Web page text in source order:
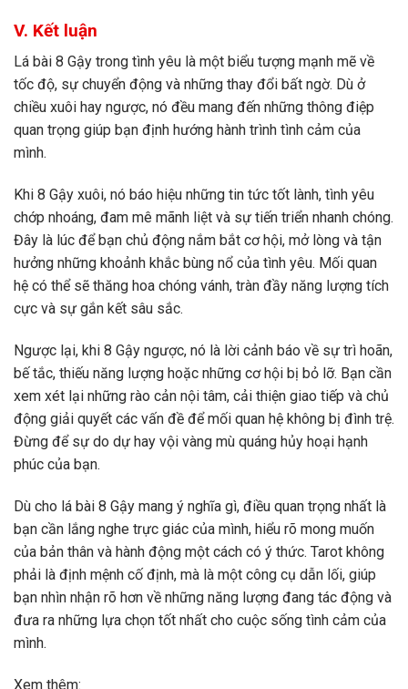
V. Kết luận
Lá bài 8 Gậy trong tình yêu là một biểu tượng mạnh mẽ về
tốc độ, sự chuyển động và những thay đổi bất ngờ. Dù ở
chiều xuôi hay ngược, nó đều mang đến những thông điệp
quan trọng giúp bạn định hướng hành trình tình cảm của
mình.
Khi 8 Gậy xuôi, nó báo hiệu những tin tức tốt lành, tình yêu
chớp nhoáng, đam mê mãnh liệt và sự tiến triển nhanh chóng.
Đây là lúc để bạn chủ động nắm bắt cơ hội, mở lòng và tận
hưởng những khoảnh khắc bùng nổ của tình yêu. Mối quan
hệ có thể sẽ thăng hoa chóng vánh, tràn đầy năng lượng tích
cực và sự gắn kết sâu sắc.
Ngược lại, khi 8 Gậy ngược, nó là lời cảnh báo về sự trì hoãn,
bế tắc, thiếu năng lượng hoặc những cơ hội bị bỏ lỡ. Bạn cần
xem xét lại những rào cản nội tâm, cải thiện giao tiếp và chủ
động giải quyết các vấn đề để mối quan hệ không bị đình trệ.
Đừng để sự do dự hay vội vàng mù quáng hủy hoại hạnh
phúc của bạn.
Dù cho lá bài 8 Gậy mang ý nghĩa gì, điều quan trọng nhất là
bạn cần lắng nghe trực giác của mình, hiểu rõ mong muốn
của bản thân và hành động một cách có ý thức. Tarot không
phải là định mệnh cố định, mà là một công cụ dẫn lối, giúp
bạn nhìn nhận rõ hơn về những năng lượng đang tác động và
đưa ra những lựa chọn tốt nhất cho cuộc sống tình cảm của
mình.
Xem thêm: